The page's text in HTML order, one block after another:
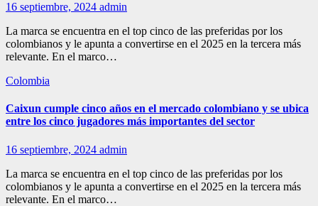
16 septiembre, 2024 admin
La marca se encuentra en el top cinco de las preferidas por los
colombianos y le apunta a convertirse en el 2025 en la tercera más
relevante. En el marco…
Colombia
Caixun cumple cinco años en el mercado colombiano y se ubica
entre los cinco jugadores más importantes del sector
16 septiembre, 2024 admin
La marca se encuentra en el top cinco de las preferidas por los
colombianos y le apunta a convertirse en el 2025 en la tercera más
relevante. En el marco…